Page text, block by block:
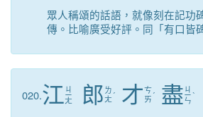
眾人稱頌的話語，就像刻在記功
傳。比喻廣受好評。同「有口皆碑
020.江 ㄐ
ㄧ
ㄤ 郎 ㄌ
ㄤ ˊ 才ㄘ
ㄞ ˊ 盡 ㄐ
ㄧ
ㄣ
ˋ